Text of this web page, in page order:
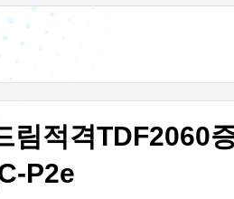
림적격TDF2060
P2e